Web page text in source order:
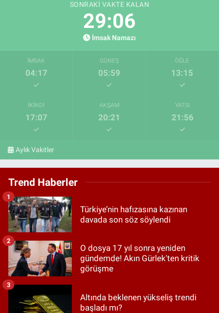
SONRAKI VAKTE KALAN
29:05
İmsak Namazı
İMSAK
04:17
GÜNEŞ
05:59
ÖĞLE
13:15
İKINDI
17:07
AKŞAM
20:21
YATSI
21:56
Aylık Vakitler
Trend Haberler
Türkiye’nin hafızasına kazınan
davada son söz söylendi
1
O dosya 17 yıl sonra yeniden
gündemde! Akın Gürlek'ten kritik
görüşme
2
Altında beklenen yükseliş trendi
başladı mı?
3